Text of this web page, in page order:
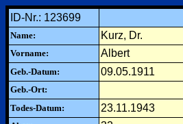
ID-Nr.: 123699
Name: Kurz, Dr.
Vorname:
Albert
Geb.-Datum:
09.05.1911
Geb.-Ort:
Todes-Datum:
23.11.1943